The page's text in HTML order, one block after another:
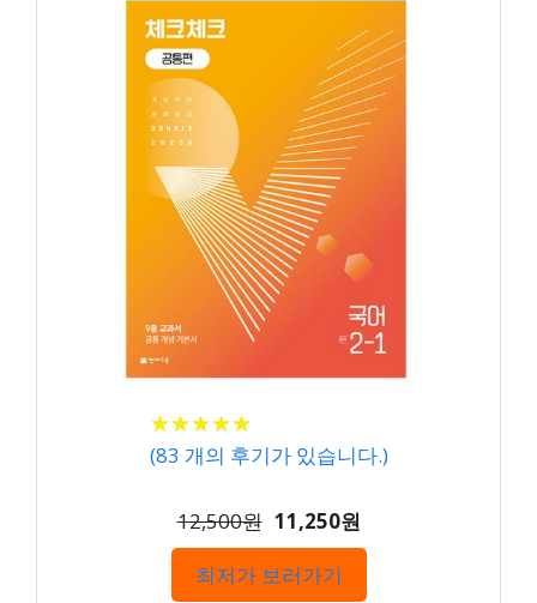
★★★★★
★★★★★
(83 개의 후기가 있습니다.)
12,500원 11,250원
최저가 보러가기